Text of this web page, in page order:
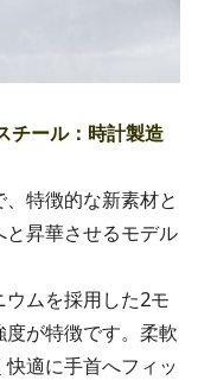
チール：時計製造
特徴的な新素材と
昇華させるモデル
ムを採用した2モ
が特徴です。柔軟
適に手首へフィッ